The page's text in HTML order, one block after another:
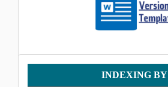
Indexing INDEXING BY